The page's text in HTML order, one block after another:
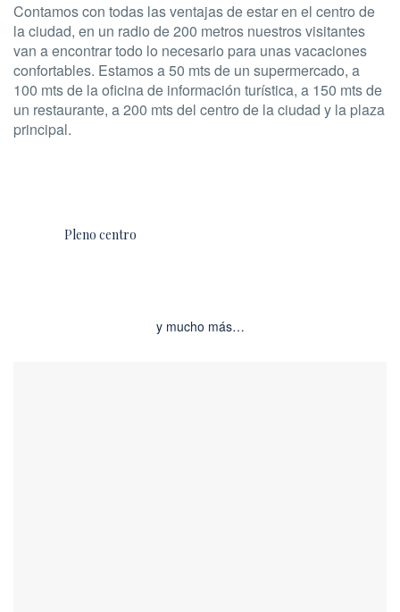
Contamos con todas las ventajas de estar en el centro de
la ciudad, en un radio de 200 metros nuestros visitantes
van a encontrar todo lo necesario para unas vacaciones
confortables. Estamos a 50 mts de un supermercado, a
100 mts de la oficina de información turística, a 150 mts de
un restaurante, a 200 mts del centro de la ciudad y la plaza
principal.
Pleno centro
y mucho más…